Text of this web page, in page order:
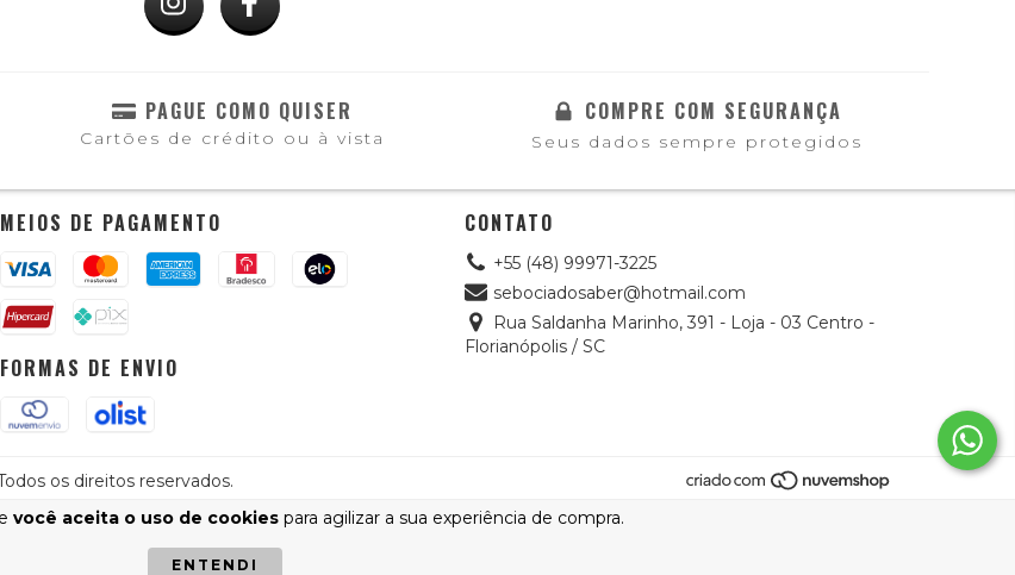
você aceita o uso de cookies para agilizar a sua experiência de compra.
ENTENDI
PAGUE COMO QUISER
Cartões de crédito ou à vista
COMPRE COM SEGURANÇA
Seus dados sempre protegidos
MEIOS DE PAGAMENTO
FORMAS DE ENVIO
CONTATO
+55 (48) 99971-3225
sebociadosaber@hotmail.com
Rua Saldanha Marinho, 391 - Loja - 03 Centro -
Florianópolis / SC
os direitos reservados.